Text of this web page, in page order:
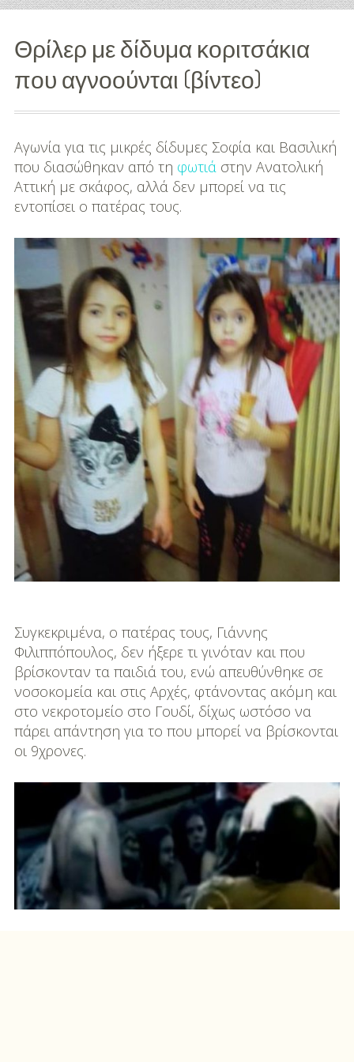
Εκπαίδευση
Οργάνωση
Βάπτισης
Διάσημες
Βαπτίσεις
Σπίτι
Παιδικό Δωμάτιο
Deco
DIY
Διατροφή-Συνταγές
Συνταγές
Συμβουλές
Διατροφής
Υγεία – Ψυχολογία
Θρίλερ με δίδυμα κοριτσάκια
που αγνοούνται (βίντεο)
Αγωνία για τις μικρές δίδυμες Σοφία και Βασιλική
που διασώθηκαν από τη φωτιάστην Ανατολική
Αττική με σκάφος, αλλά δεν μπορεί να τις
εντοπίσει ο πατέρας τους.
Συγκεκριμένα, ο πατέρας τους, Γιάννης
Φιλιππόπουλος, δεν ήξερε τι γινόταν και που
βρίσκονταν τα παιδιά του, ενώ απευθύνθηκε σε
νοσοκομεία και στις Αρχές, φτάνοντας ακόμη και
στο νεκροτομείο στο Γουδί, δίχως ωστόσο να
πάρει απάντηση για το που μπορεί να βρίσκονται
οι 9χρονες.